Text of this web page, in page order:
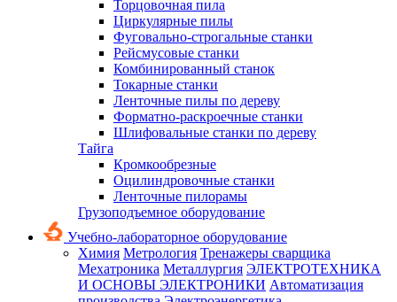
Торцовочная пила
Циркулярные пилы
Фуговально-строгальные станки
Рейсмусовые станки
Комбинированный станок
Токарные станки
Ленточные пилы по дереву
Форматно-раскроечные станки
Шлифовальные станки по дереву
Тайга
Кромкообрезные
Оцилиндровочные станки
Ленточные пилорамы
Грузоподъемное оборудование
Учебно-лабораторное оборудование
Химия Метрология Тренажеры сварщика
Мехатроника Металлургия ЭЛЕКТРОТЕХНИКА
И ОСНОВЫ ЭЛЕКТРОНИКИ Автоматизация